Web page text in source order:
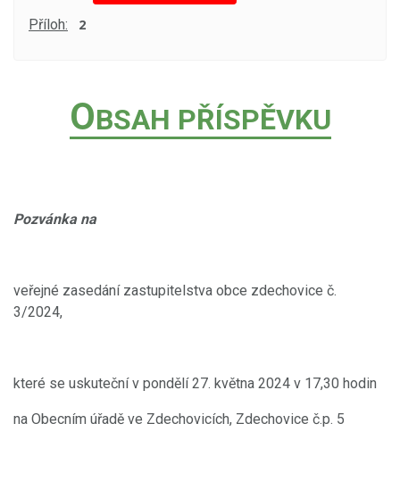
Příloh: 2
OBSAH PŘÍSPĚVKU
Pozvánka na
veřejné zasedání zastupitelstva obce zdechovice č.
3/2024,
které se uskuteční v pondělí 27. května 2024 v 17,30 hodin
na Obecním úřadě ve Zdechovicích, Zdechovice č.p. 5